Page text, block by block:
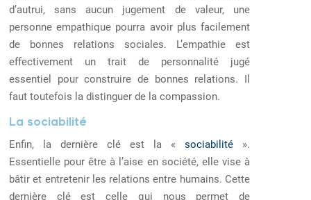
d’autrui, sans aucun jugement de valeur, une
personne empathique pourra avoir plus facilement
de bonnes relations sociales. L’empathie est
effectivement un trait de personnalité jugé
essentiel pour construire de bonnes relations. Il
faut toutefois la distinguer de la compassion.
La sociabilité
Enfin, la dernière clé est la « sociabilité».
Essentielle pour être à l’aise en société, elle vise à
bâtir et entretenir les relations entre humains. Cette
dernière clé est celle qui nous permet de